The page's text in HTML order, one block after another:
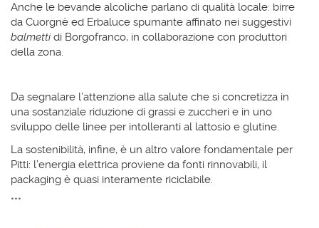
Anche le bevande alcoliche parlano di qualità locale: birre
da Cuorgnè ed Erbaluce spumante affinato nei suggestivi
balmettidi Borgofranco, in collaborazione con produttori
della zona.
Da segnalare l’attenzione alla salute che si concretizza in
una sostanziale riduzione di grassi e zuccheri e in uno
sviluppo delle linee per intolleranti al lattosio e glutine.
La sostenibilità, infine, è un altro valore fondamentale per
Pitti: l’energia elettrica proviene da fonti rinnovabili, il
packaging è quasi interamente riciclabile.
***